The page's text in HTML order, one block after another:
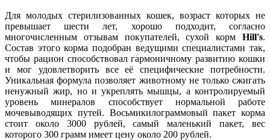
Для молодых стерилизованных кошек, возраст которых не
превышает шести лет, хорошо подходит, согласно
многочисленным отзывам покупателей, сухой корм Hill's.
Состав этого корма подобран ведущими специалистами так,
чтобы рацион способствовал гармоничному развитию кошки
и мог удовлетворить все её специфические потребности.
Уникальная формула позволяет животному не только сжигать
ненужный жир, но и укреплять мышцы, а контролируемый
уровень минералов способствует нормальной работе
мочевыводящих путей. Восьмикилограммовый пакет корма
стоит около 3000 рублей, самый маленький пакет, вес
которого 300 грамм имеет цену около 200 рублей.